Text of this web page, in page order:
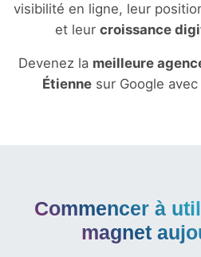
visibilité en ligne, leur
et leur croissance
Devenez la meilleure
Étiennesur Google
Commencer à
magnet